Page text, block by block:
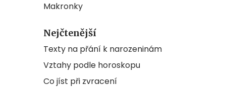
Makronky
Nejčtenější
Texty na přání k narozeninám
Vztahy podle horoskopu
Co jíst při zvracení